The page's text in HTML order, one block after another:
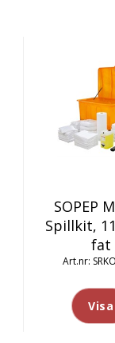
SOPEP
Spillkit,
fat
Visa